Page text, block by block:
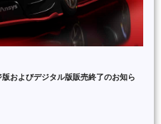
およびデジタル版販売終了のお知ら